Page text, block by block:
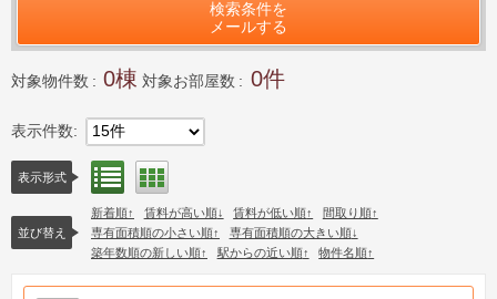
検索条件を
メールする
対象物件数 0 対象お部屋数 0
表示件数 15件
表示形式 リスト表示
並び替え
新着順 賃料が高い順 賃料が低い順
間取り順
専有面積順の小さい順
専有面積順の大きい順
築年数順の新しい順
駅からの近い順 物件名順